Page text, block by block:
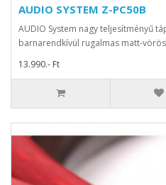
AUDIO SYSTEM Z-PC50B
AUDIO System nagy teljesítményű
barnarendkívül rugalmas matt-
13.990.- Ft